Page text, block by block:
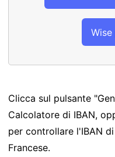
Wise
Clicca sul pulsante
Calcolatore di IBAN,
per controllare l'IBAN
Francese.